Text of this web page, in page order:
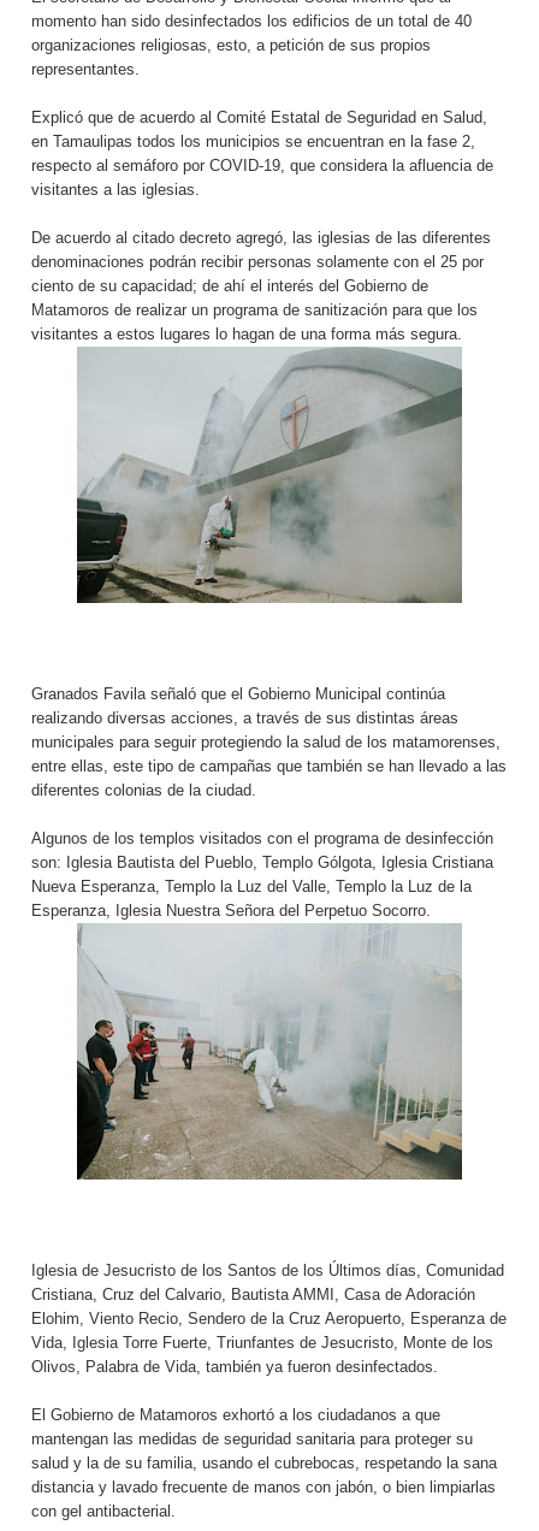
momento han sido desinfectados los edificios de un total de 40
organizaciones religiosas, esto, a petición de sus propios
representantes.
Explicó que de acuerdo al Comité Estatal de Seguridad en Salud,
en Tamaulipas todos los municipios se encuentran en la fase 2,
respecto al semáforo por COVID-19, que considera la afluencia de
visitantes a las iglesias.
De acuerdo al citado decreto agregó, las iglesias de las diferentes
denominaciones podrán recibir personas solamente con el 25 por
ciento de su capacidad; de ahí el interés del Gobierno de
Matamoros de realizar un programa de sanitización para que los
visitantes a estos lugares lo hagan de una forma más segura.
Granados Favila señaló que el Gobierno Municipal continúa
realizando diversas acciones, a través de sus distintas áreas
municipales para seguir protegiendo la salud de los matamorenses,
entre ellas, este tipo de campañas que también se han llevado a las
diferentes colonias de la ciudad.
Algunos de los templos visitados con el programa de desinfección
son: Iglesia Bautista del Pueblo, Templo Gólgota, Iglesia Cristiana
Nueva Esperanza, Templo la Luz del Valle, Templo la Luz de la
Esperanza, Iglesia Nuestra Señora del Perpetuo Socorro.
Iglesia de Jesucristo de los Santos de los Últimos días, Comunidad
Cristiana, Cruz del Calvario, Bautista AMMI, Casa de Adoración
Elohim, Viento Recio, Sendero de la Cruz Aeropuerto, Esperanza de
Vida, Iglesia Torre Fuerte, Triunfantes de Jesucristo, Monte de los
Olivos, Palabra de Vida, también ya fueron desinfectados.
El Gobierno de Matamoros exhortó a los ciudadanos a que
mantengan las medidas de seguridad sanitaria para proteger su
salud y la de su familia, usando el cubrebocas, respetando la sana
distancia y lavado frecuente de manos con jabón, o bien limpiarlas
con gel antibacterial.